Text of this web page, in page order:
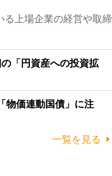
上場企業の経営や取締
「円資産への投資拡
物価連動国債」に注
一覧を見る